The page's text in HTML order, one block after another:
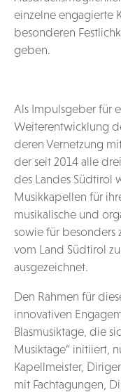
einzelne engagierte
besonderen
geben.
Als Impulsgeber für
Weiterentwicklung
deren Vernetzung
der seit 2014 alle
des Landes Südtirol
Musikkapellen für
musikalische und
sowie für besonders
vom Land Südtirol
ausgezeichnet.
Den Rahmen für
innovativen
Blasmusiktage, die
Musiktage“ initiiert,
Kapellmeister,
mit Fachtagungen,